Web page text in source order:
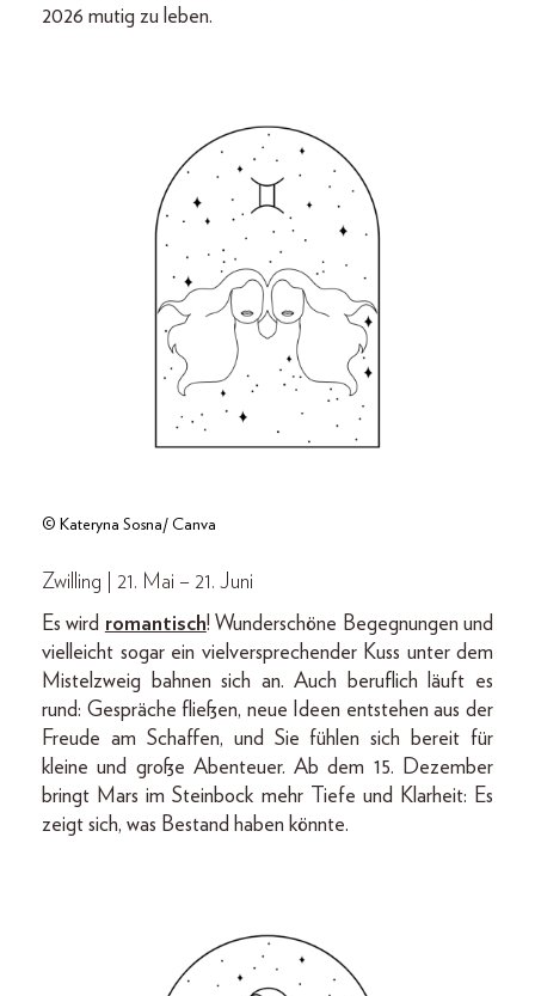
2026 mutig zu leben.
© Kateryna Sosna/ Canva
Zwilling | 21. Mai – 21. Juni
Es wird romantisch! Wunderschöne Begegnungen und
vielleicht sogar ein vielversprechender Kuss unter dem
Mistelzweig bahnen sich an. Auch beruflich läuft es
rund: Gespräche fließen, neue Ideen entstehen aus der
Freude am Schaffen, und Sie fühlen sich bereit für
kleine und große Abenteuer. Ab dem 15. Dezember
bringt Mars im Steinbock mehr Tiefe und Klarheit: Es
zeigt sich, was Bestand haben könnte.